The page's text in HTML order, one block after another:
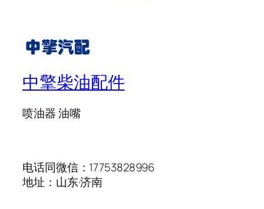
中擎柴油配件
喷油器 油嘴
电话同微信：17753828996
地址：山东·济南